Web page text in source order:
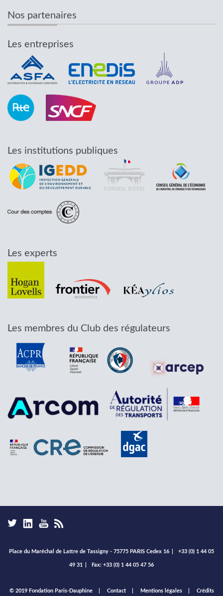
Nos partenaires
Les entreprises
Les institutions publiques
Les experts
Les membres du Club des régulateurs
Place du Maréchal de Lattre de Tassigny - 75775 PARIS Cedex 16 +33 (0) 1 44 05
49 31 Fax: +33 (0) 1 44 05 47 56
Footer
© 2019 Fondation Paris-Dauphine Contact Mentions légales Crédits